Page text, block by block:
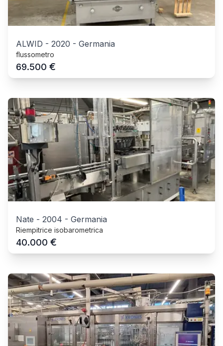
ALWID - 2020 - Germania
flussometro
69.500 €
Nate - 2004 - Germania
Riempitrice isobarometrica
40.000 €